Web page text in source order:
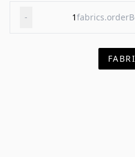
- 1